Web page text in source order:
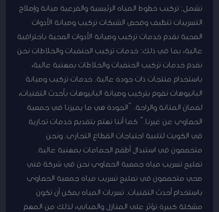
تشمل: تركيب خطوط المياه الرئيسية والفرعية صيانة وإصلاح
التسريبات تنظيف وفحص الشبكات تركيب وصيانة الأدوات
الصحية نقدم خدمات تركيب وصيانة الأدوات الصحية باحترافية
عالية، بما في ذلك: خدمات تركيب الحنفيات والخلاطات نحن
نقدم خدمات تركيب الحنفيات والخلاطات بمهنية عالية،
باستخدام منتجات ذات جودة عالية. خدمات تركيب وصيانة
البانيوهات نقوم بتركيب وصيانة البانيوهات بأحدث التقنيات،
لضمان المتانة والراحة. “الجودة هي ما يميزنا في جمعية
الحصاوي عن غيرنا.” كما أننا نهتم بتقديم خدمات تجارية
في الكويت لتلبية احتياجات القطاع التجاري. ونحن
متخصصون في استبدال أطقم الحمامات بمهنية عالية.
تصليح تسريب مياه جمعية الحصاوي نحن في شركة فني
صحي متخصصون في تصليح تسريب مياه جمعية الحصاوي
باستخدام أحدث التقنيات. تسربات المياه يمكن أن تكون
مشكلة كبيرة تؤثر على المنازل والمباني، لذلك من المهم